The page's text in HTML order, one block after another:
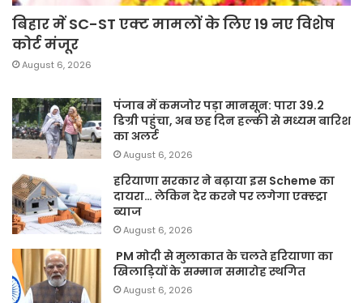
बिहार में SC-ST एक्ट मामलों के लिए 19 नए विशेष
कोर्ट मंजूर
August 6, 2026
पंजाब में कमजोर पड़ा मानसून: पारा 39.2
डिग्री पहुंचा, अब छह दिन हल्की से मध्यम बारिश
का अलर्ट
August 6, 2026
हरियाणा सरकार ने बढ़ाया इस Scheme का
दायरा… लेकिन देर करने पर लगेगा एक्स्ट्रा
ब्याज
August 6, 2026
PM मोदी से मुलाकात के चलते हरियाणा का
खिलाड़ियों के सम्मान समारोह स्थगित
August 6, 2026